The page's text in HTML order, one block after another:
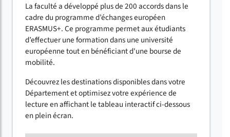
La faculté a développé plus de 200 accords dans le
cadre du programme d’échanges européen
ERASMUS+. Ce programme permet aux étudiants
d’effectuer une formation dans une université
européenne tout en bénéficiant d'une bourse de
mobilité.
Découvrez les destinations disponibles dans votre
Département et optimisez votre expérience de
lecture en affichant le tableau interactif ci-dessous
en plein écran.